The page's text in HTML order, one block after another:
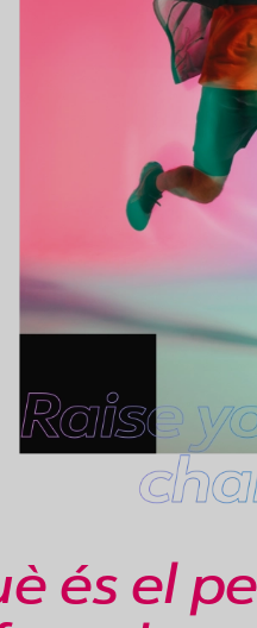
és el